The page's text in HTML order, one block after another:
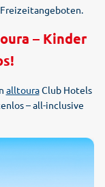
– Kinder
alltouraClub Hotels
– all-inclusive